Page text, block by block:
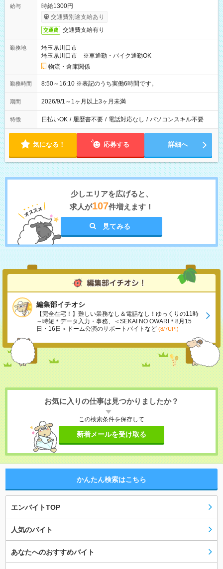
給与
時給1300円
交通費別途支給あり
交通費 交通費支給有り
勤務地
埼玉県川口市
埼玉県川口市 ※車通勤・バイク通勤OK
物流・倉庫関係
勤務時間 8:50～16:10 ※表記のうち実働6時間です。
期間 2026/9/1～1ヶ月以上3ヶ月未満
特徴 日払いOK / 履歴書不要 / 電話対応なし / パソコンスキル不要
気になる！ 応募する 詳細へ
少しエリアを広げると、
求人が107件増えます！
見てみる
編集部イチオシ
【完全在宅！】難しい業務なし＆電話なし！ゆっくりの11時
～時短＊データ入力・事務、＜SEKAI NO OWARI＊8月15
日・16日＞ドーム公演のサポートバイトなど (8/7UP!)
お気に入りの仕事は見つかりましたか？
この検索条件を保存して
新着メールを受け取る
かんたん検索はこちら
エンバイトTOP
人気のバイト
あなたへのおすすめバイト